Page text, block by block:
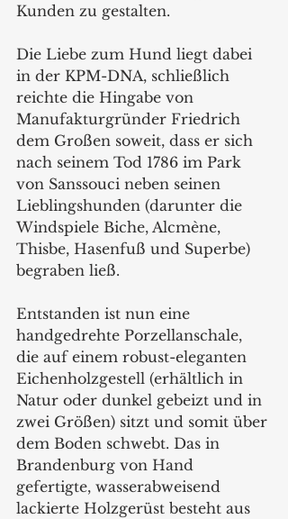
Kunden zu gestalten.
Die Liebe zum Hund liegt dabei
in der KPM-DNA, schließlich
reichte die Hingabe von
Manufakturgründer Friedrich
dem Großen soweit, dass er sich
nach seinem Tod 1786 im Park
von Sanssouci neben seinen
Lieblingshunden (darunter die
Windspiele Biche, Alcmène,
Thisbe, Hasenfuß und Superbe)
begraben ließ.
Entstanden ist nun eine
handgedrehte Porzellanschale,
die auf einem robust-eleganten
Eichenholzgestell (erhältlich in
Natur oder dunkel gebeizt und in
zwei Größen) sitzt und somit über
dem Boden schwebt. Das in
Brandenburg von Hand
gefertigte, wasserabweisend
lackierte Holzgerüst besteht aus